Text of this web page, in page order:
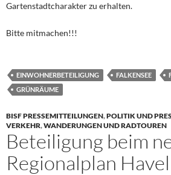
Gartenstadtcharakter zu erhalten.
Bitte mitmachen!!!
EINWOHNERBETEILIGUNG FALKENSEE
GRÜNRÄUME
BISF PRESSEMITTEILUNGEN,POLITIK UND
VERKEHR,WANDERUNGEN UND RADTOUREN
Beteiligung beim
Regionalplan